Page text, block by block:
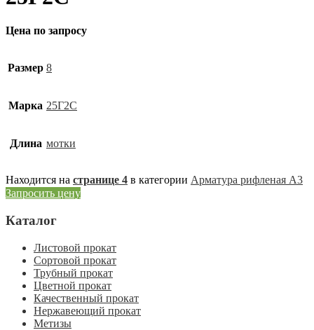
Цена по запросу
Размер 8
Марка 25Г2С
Длина мотки
Находится на странице 4 в категории Арматура рифленая А3
Запросить цену
Каталог
Листовой прокат
Сортовой прокат
Трубный прокат
Цветной прокат
Качественный прокат
Нержавеющий прокат
Метизы